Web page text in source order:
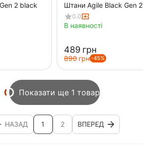
Штани Defender Gen 2 black Штани Agile Black Gen 2
0.0
В наявності
‍489‍ грн
‍890‍ грн -45%
Показати ще 1 товар
НАЗАД 1 2 ВПЕРЕД